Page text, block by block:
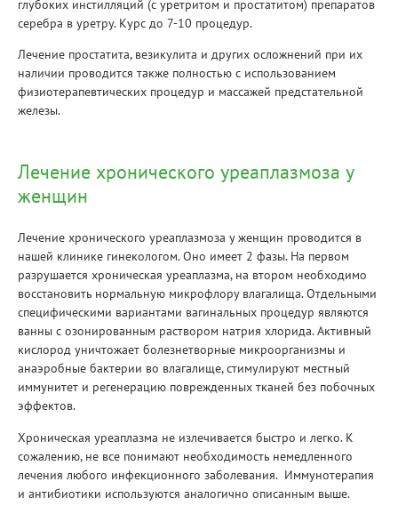
глубоких инстилляций (с уретритом и простатитом) препаратов
серебра в уретру. Курс до 7-10 процедур.
Лечение простатита, везикулита и других осложнений при их
наличии проводится также полностью с использованием
физиотерапевтических процедур и массажей предстательной
железы.
Лечение хронического уреаплазмоза у
женщин
Лечение хронического уреаплазмоза у женщин проводится в
нашей клинике гинекологом. Оно имеет 2 фазы. На первом
разрушается хроническая уреаплазма, на втором необходимо
восстановить нормальную микрофлору влагалища. Отдельными
специфическими вариантами вагинальных процедур являются
ванны с озонированным раствором натрия хлорида. Активный
кислород уничтожает болезнетворные микроорганизмы и
анаэробные бактерии во влагалище, стимулируют местный
иммунитет и регенерацию поврежденных тканей без побочных
эффектов.
Хроническая уреаплазма не излечивается быстро и легко. К
сожалению, не все понимают необходимость немедленного
лечения любого инфекционного заболевания. Иммунотерапия
и антибиотики используются аналогично описанным выше.